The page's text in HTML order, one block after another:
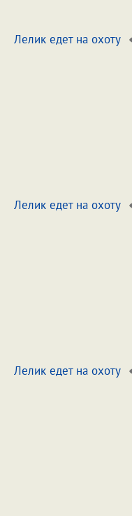
Лелик едет на охоту
Лелик едет на охоту
Лелик едет на охоту